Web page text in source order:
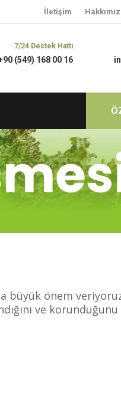
İletişim
7/24 Destek Hattı
(549) 168 00 16
büyük önem
ve korunduğunu